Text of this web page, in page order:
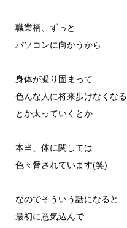
職業柄、ずっと
パソコンに向かうから
身体が凝り固まって
色んな人に将来歩けなくなる
とか太っていくとか
本当、体に関しては
色々脅されています(笑)
なのでそういう話になると
最初に意気込んで